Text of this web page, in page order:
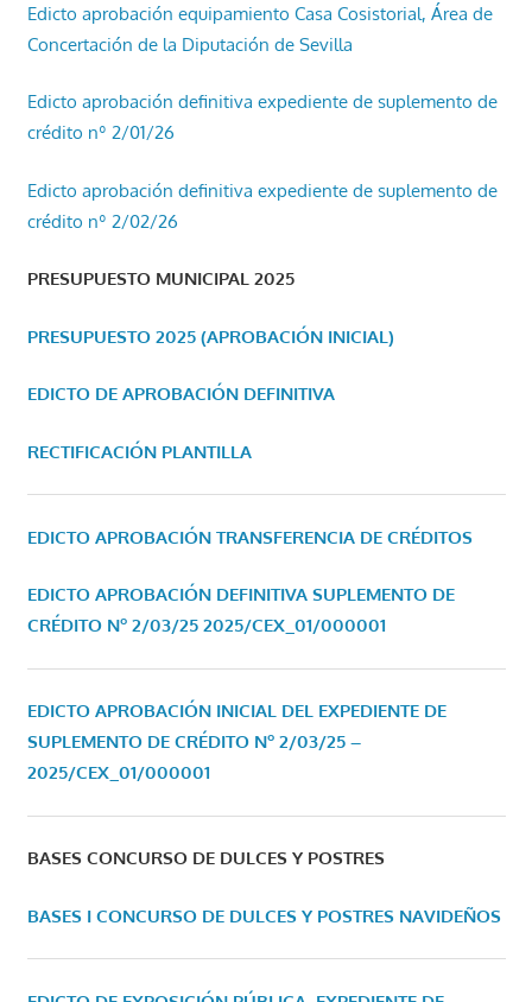
Edicto aprobación equipamiento Casa Cosistorial, Área de
Concertación de la Diputación de Sevilla
Edicto aprobación definitiva expediente de suplemento de
crédito nº 2/01/26
Edicto aprobación definitiva expediente de suplemento de
crédito nº 2/02/26
PRESUPUESTO MUNICIPAL 2025
PRESUPUESTO 2025 (APROBACIÓN INICIAL)
EDICTO DE APROBACIÓN DEFINITIVA
RECTIFICACIÓN PLANTILLA
EDICTO APROBACIÓN TRANSFERENCIA DE CRÉDITOS
EDICTO APROBACIÓN DEFINITIVA SUPLEMENTO DE
CRÉDITO Nº 2/03/25 2025/CEX_01/000001
EDICTO APROBACIÓN INICIAL DEL EXPEDIENTE DE
SUPLEMENTO DE CRÉDITO Nº 2/03/25 –
2025/CEX_01/000001
BASES CONCURSO DE DULCES Y POSTRES
BASES I CONCURSO DE DULCES Y POSTRES NAVIDEÑOS